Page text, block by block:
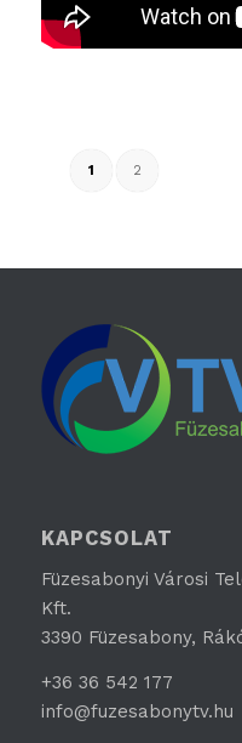
1 2
KAPCSOLAT
Füzesabonyi Városi
Kft.
3390 Füzesabony,
+36 36 542 177
info@fuzesabonytv.hu